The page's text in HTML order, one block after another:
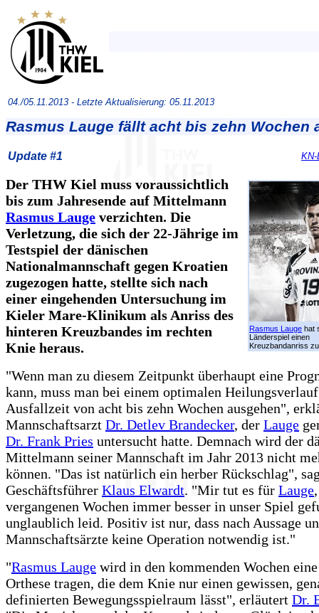
04./05.11.2013 - Letzte Aktualisierung: 05.11.2013
Rasmus Lauge fällt acht bis zehn Wochen
Update #1
Rasmus Lauge hat
Länderspiel einen
Kreuzbandanriss
Der THW Kiel muss voraussichtlich
bis zum Jahresende auf Mittelmann
Rasmus Lauge verzichten. Die
Verletzung, die sich der 22-Jährige im
Testspiel der dänischen
Nationalmannschaft gegen Kroatien
zugezogen hatte, stellte sich nach
einer eingehenden Untersuchung im
Kieler Mare-Klinikum als Anriss des
hinteren Kreuzbandes im rechten
Knie heraus.
"Wenn man zu diesem Zeitpunkt überhaupt eine
kann, muss man bei einem optimalen
Ausfallzeit von acht bis zehn Wochen ausgehen",
Mannschaftsarzt Dr. Detlev Brandecker, der Lauge
Dr. Frank Pries untersucht hatte. Demnach wird der
Mittelmann seiner Mannschaft im Jahr 2013 nicht
können. "Das ist natürlich ein herber Rückschlag",
Geschäftsführer Klaus Elwardt. "Mir tut es für Lauge
vergangenen Wochen immer besser in unser Spiel
unglaublich leid. Positiv ist nur, dass nach Aussage
Mannschaftsärzte keine Operation notwendig ist."
"Rasmus Lauge wird in den kommenden Wochen
Orthese tragen, die dem Knie nur einen gewissen,
definierten Bewegungsspielraum lässt", erläutert Dr.